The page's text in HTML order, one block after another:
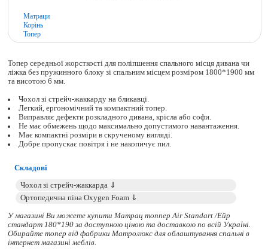
Матраци
Корінь
Топер
Топер середньої жорсткості для поліпшення спального місця дивана чи
ліжка без пружинного блоку зі спальним місцем розміром 1800*1900 мм
та висотою 6 мм.
Чохол зі стрейч-жаккарду на бликавці.
Легкий, ергономічний та компактний топер.
Виправляє дефекти розкладного дивана, крісла або софи.
Не має обмежень щодо максимально допустимого навантаження.
Має компактні розміри в скрученому вигляді.
Добре пропускає повітря і не накопичує пил.
Складові
У магазині Ви можете купити Матрац топпер Air Standart /Ейр
стандарт 180*190 за доступною ціною та доставкою по всій Україні.
Обирайте топервід фабрики Матролюкс для облаштування спальні в
інтернет магазині меблів.